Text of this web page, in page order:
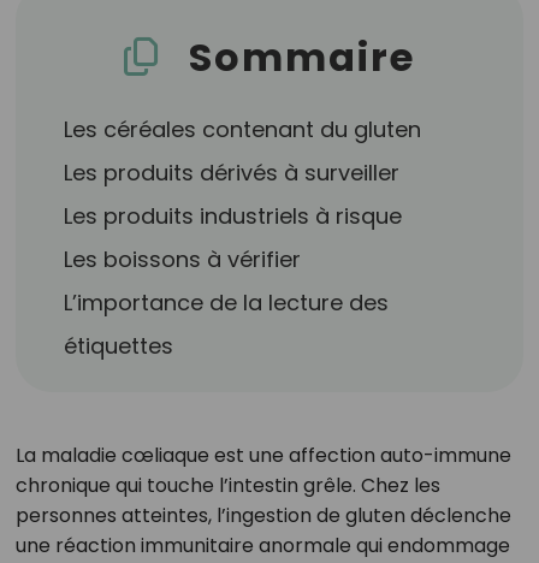
Sommaire
Les céréales contenant du gluten
Les produits dérivés à surveiller
Les produits industriels à risque
Les boissons à vérifier
L’importance de la lecture des
étiquettes
La maladie cœliaque est une affection auto-immune
chronique qui touche l’intestin grêle. Chez les
personnes atteintes, l’ingestion de gluten déclenche
une réaction immunitaire anormale qui endommage